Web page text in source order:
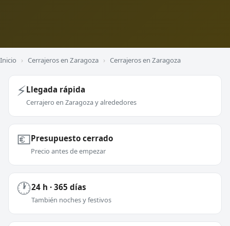
Inicio › Cerrajeros en Zaragoza › Cerrajeros en Zaragoza
⚡Llegada rápida
Cerrajero en Zaragoza y alrededores
💶Presupuesto cerrado
Precio antes de empezar
🕐24 h · 365 días
También noches y festivos